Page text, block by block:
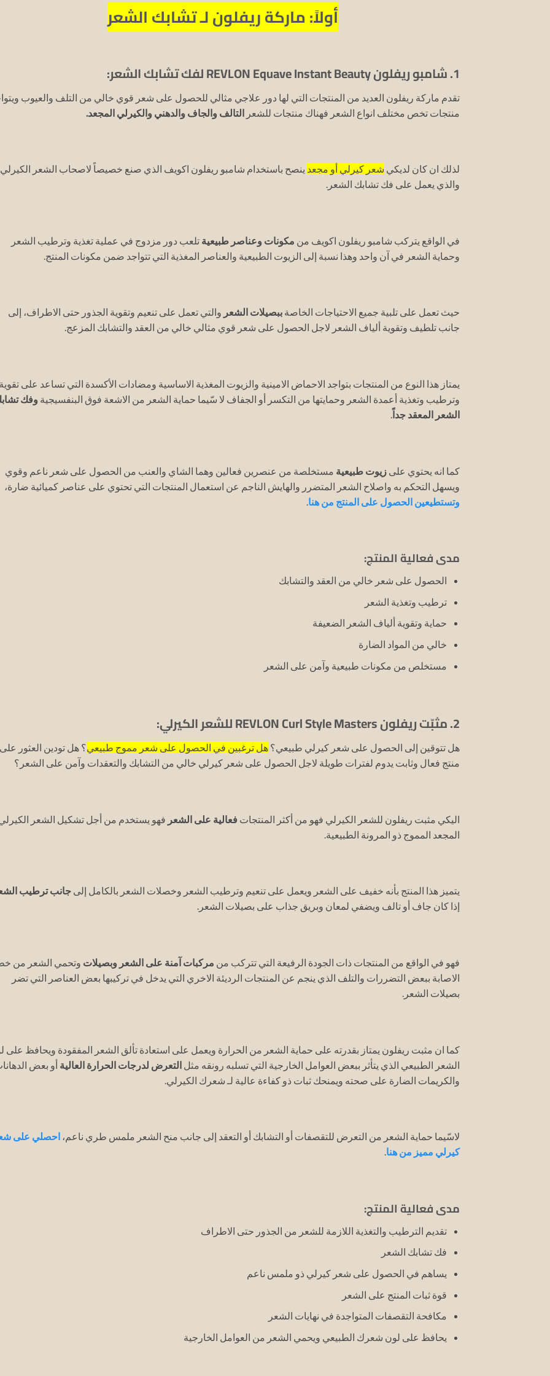
أولاً: ماركة ريفلون لـ تشابك الشعر
1. شامبو ريفلون REVLON Equave Instant Beauty لفك تشابك الشعر:
تقدم ماركة ريفلون العديد من المنتجات التي لها دور علاجي مثالي للحصول على شعر قوي خالي من التلف والعيوب
منتجات تخص مختلف انواع الشعر فهناك منتجات للشعر التالف والجاف والدهني والكيرلي المجعد.
لذلك ان كان لديكي شعر كيرلي أو مجعد ينصح باستخدام شامبو ريفلون اكويف الذي صنع خصيصاً لاصحاب الشعر الكيرلي
والذي يعمل على فك تشابك الشعر.
في الواقع يتركب شامبو ريفلون اكويف من مكونات وعناصر طبيعية تلعب دور مزدوج في عملية تغذية وترطيب الشعر
وحماية الشعر في آن واحد وهذا نسبة إلى الزيوت الطبيعية والعناصر المغذية التي تتواجد ضمن مكونات المنتج.
حيث تعمل على تلبية جميع الاحتياجات الخاصة ببصيلات الشعر والتي تعمل على تنعيم وتقوية الجذور حتى الاطراف، إلى
جانب تلطيف وتقوية ألياف الشعر لاجل الحصول على شعر قوي مثالي خالي من العقد والتشابك المزعج.
يمتاز هذا النوع من المنتجات بتواجد الاحماض الامينية والزيوت المغذية الاساسية ومضادات الأكسدة التي تساعد على
وترطيب وتغذية أعمدة الشعر وحمايتها من التكسر أو الجفاف لا سّيما حماية الشعر من الاشعة فوق البنفسيجية وفك
الشعر المعقد جداً.
كما انه يحتوي على زيوت طبيعية مستخلصة من عنصرين فعالين وهما الشاي والعنب من الحصول على شعر ناعم وقوي
ويسهل التحكم به واصلاح الشعر المتضرر والهايش الناجم عن استعمال المنتجات التي تحتوي على عناصر كميائية ضارة،
وتستطيعين الحصول على المنتج من هنا
مدى فعالية المنتج:
الحصول على شعر خالي من العقد والتشابك
ترطيب وتغذية الشعر
حماية وتقوية ألياف الشعر الضعيفة
خالي من المواد الضارة
مستخلص من مكونات طبيعية وآمن على الشعر
2. مثبّت ريفلون REVLON Curl Style Masters للشعر الكيرلي:
هل تتوقين إلى الحصول على شعر كيرلي طبيعي؟ هل ترغبين في الحصول على شعر مموج طبيعي؟ هل تودين العثور على
منتج فعال وثابت يدوم لفترات طويلة لاجل الحصول على شعر كيرلي خالي من التشابك والتعقدات وآمن على الشعر؟
اليكي مثبت ريفلون للشعر الكيرلي فهو من أكثر المنتجات فعالية على الشعر فهو يستخدم من أجل تشكيل الشعر
المجعد المموج ذو المرونة الطبيعية.
يتميز هذا المنتج بأنه خفيف على الشعر ويعمل على تنعيم وترطيب الشعر وخصلات الشعر بالكامل إلى جانب ترطيب
إذا كان جاف أو تالف ويضفي لمعان وبريق جذاب على بصيلات الشعر.
فهو في الواقع من المنتجات ذات الجودة الرفيعة التي تتركب من مركبات آمنة على الشعر وبصيلات وتحمي الشعر من
الاصابة ببعض التضررات والتلف الذي ينجم عن المنتجات الرديئة الاخري التي يدخل في تركيبها بعض العناصر التي تضر
بصيلات الشعر.
كما ان مثبت ريفلون يمتاز بقدرته على حماية الشعر من الحرارة ويعمل على استعادة تألق الشعر المفقودة ويحافظ على
الشعر الطبيعي الذي يتأثر ببعض العوامل الخارجية التي تسلبه رونقه مثل التعرض لدرجات الحرارة العالية أو بعض
والكريمات الضارة على صحته ويمنحك ثبات ذو كفاءة عالية لـ شعرك الكيرلي.
لاسّيما حماية الشعر من التعرض للتقصفات أو التشابك أو التعقد إلى جانب منح الشعر ملمس طري ناعم، احصلي على
كيرلي مميز من هنا.
مدى فعالية المنتج:
تقديم الترطيب والتغذية اللازمة للشعر من الجذور حتى الاطراف
فك تشابك الشعر
يساهم في الحصول على شعر كيرلي ذو ملمس ناعم
قوة ثبات المنتج على الشعر
مكافحة التقصفات المتواجدة في نهايات الشعر
يحافظ على لون شعرك الطبيعي ويحمي الشعر من العوامل الخارجية